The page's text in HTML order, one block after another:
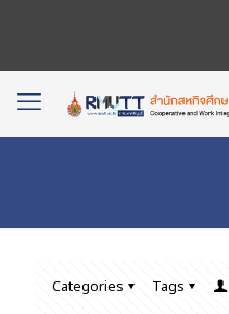
Categories Tags